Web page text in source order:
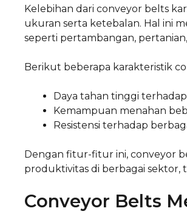
Kelebihan dari conveyor belts
ukuran serta ketebalan. Hal ini
seperti pertambangan,
Berikut beberapa karakteristik
Daya tahan tinggi
Kemampuan menahan
Resistensi terhadap
Dengan fitur-fitur ini, conveyor
produktivitas di berbagai sektor,
Conveyor Belts